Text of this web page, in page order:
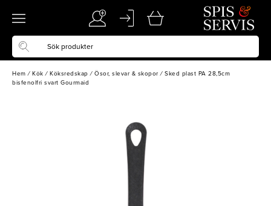
Hem / Kök / Köksredskap / Ösor, slevar & skopor / Sked plast PA 28,5cm
bisfenolfri svart Gourmaid